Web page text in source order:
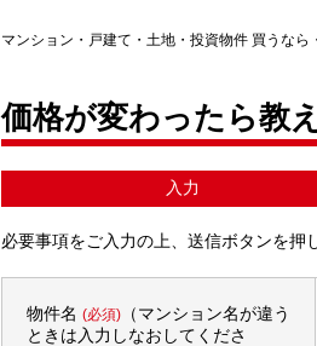
マンション・戸建て・土地・投資物件 買うなら
価格が変わったら教
入力
必要事項をご入力の上、送信ボタンを押
物件名 (必須)（マンション名が違う
ときは入力しなおしてくださ